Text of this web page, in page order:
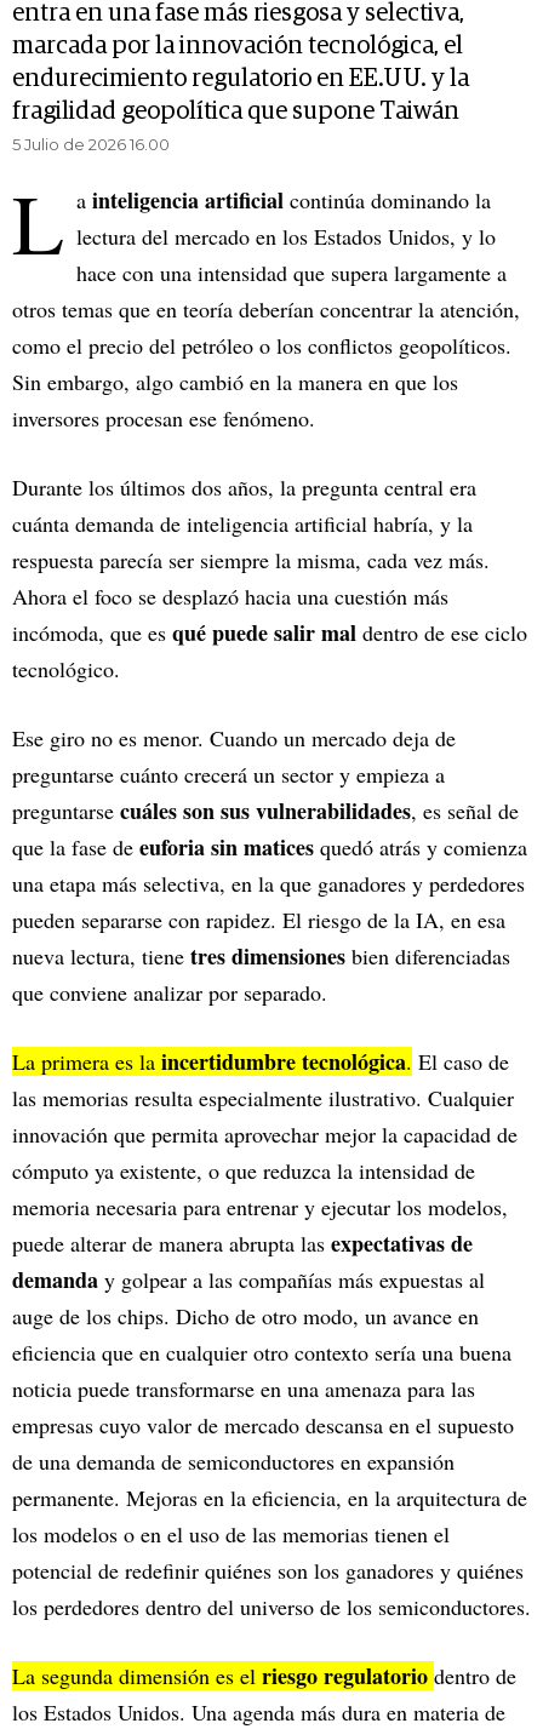
entra en una fase más riesgosa y selectiva,
marcada por la innovación tecnológica, el
endurecimiento regulatorio en EE.UU. y la
fragilidad geopolítica que supone Taiwán
5 Julio de 2026 16.00
L a inteligencia artificial continúa dominando la
lectura del mercado en los Estados Unidos, y lo
hace con una intensidad que supera largamente a
otros temas que en teoría deberían concentrar la atención,
como el precio del petróleo o los conflictos geopolíticos.
Sin embargo, algo cambió en la manera en que los
inversores procesan ese fenómeno.
Durante los últimos dos años, la pregunta central era
cuánta demanda de inteligencia artificial habría, y la
respuesta parecía ser siempre la misma, cada vez más.
Ahora el foco se desplazó hacia una cuestión más
incómoda, que es qué puede salir mal dentro de ese ciclo
tecnológico.
Ese giro no es menor. Cuando un mercado deja de
preguntarse cuánto crecerá un sector y empieza a
preguntarse cuáles son sus vulnerabilidades, es señal de
que la fase de euforia sin matices quedó atrás y comienza
una etapa más selectiva, en la que ganadores y perdedores
pueden separarse con rapidez. El riesgo de la IA, en esa
nueva lectura, tiene tres dimensiones bien diferenciadas
que conviene analizar por separado.
La primera es la incertidumbre tecnológica. El caso de
las memorias resulta especialmente ilustrativo. Cualquier
innovación que permita aprovechar mejor la capacidad de
cómputo ya existente, o que reduzca la intensidad de
memoria necesaria para entrenar y ejecutar los modelos,
puede alterar de manera abrupta las expectativas de
demanda y golpear a las compañías más expuestas al
auge de los chips. Dicho de otro modo, un avance en
eficiencia que en cualquier otro contexto sería una buena
noticia puede transformarse en una amenaza para las
empresas cuyo valor de mercado descansa en el supuesto
de una demanda de semiconductores en expansión
permanente. Mejoras en la eficiencia, en la arquitectura de
los modelos o en el uso de las memorias tienen el
potencial de redefinir quiénes son los ganadores y quiénes
los perdedores dentro del universo de los semiconductores.
La segunda dimensión es el riesgo regulatorio dentro de
los Estados Unidos. Una agenda más dura en materia de